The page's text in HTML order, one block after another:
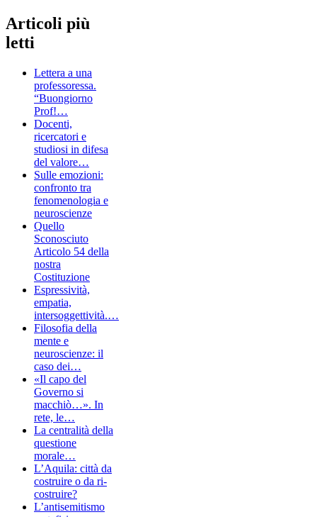
Articoli più
letti
Lettera a una
professoressa.
“Buongiorno
Prof!…
Docenti,
ricercatori e
studiosi in difesa
del valore…
Sulle emozioni:
confronto tra
fenomenologia e
neuroscienze
Quello
Sconosciuto
Articolo 54 della
nostra
Costituzione
Espressività,
empatia,
intersoggettività.…
Filosofia della
mente e
neuroscienze: il
caso dei…
«Il capo del
Governo si
macchiò…». In
rete, le…
La centralità della
questione
morale…
L’Aquila: città da
costruire o da ri-
costruire?
L’antisemitismo